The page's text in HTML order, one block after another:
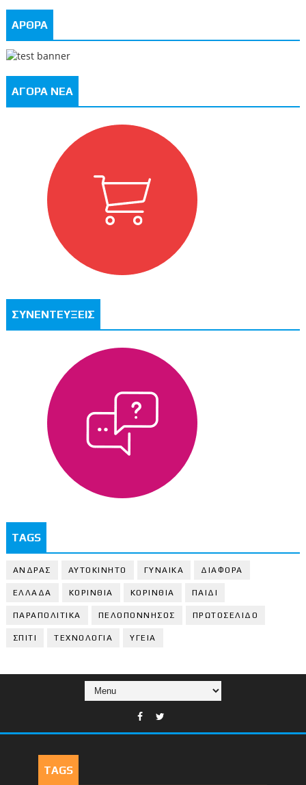
ΑΡΘΡΑ
ΑΓΟΡΑ ΝΕΑ
ΣΥΝΕΝΤΕΥΞΕΙΣ
TAGS
ΑΝΔΡΑΣ ΑΥΤΟΚΙΝΗΤΟ ΓΥΝΑΙΚΑ ΔΙΑΦΟΡΑ
ΕΛΛΑΔΑ ΚΟΡΙΝΘΙΑ ΚΟΡΙΝΘΙA ΠΑΙΔΙ
ΠΑΡΑΠΟΛΙΤΙΚΑ ΠΕΛΟΠΟΝΝΗΣΟΣ ΠΡΩΤΟΣΕΛΙΔΟ
ΣΠΙΤΙ ΤΕΧΝΟΛΟΓΙΑ ΥΓΕΙΑ
TAGS